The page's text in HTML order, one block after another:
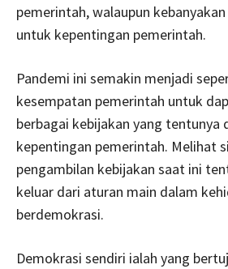
pemerintah, walaupun
untuk kepentingan pemerintah.
Pandemi ini semakin menjadi
kesempatan pemerintah untuk
berbagai kebijakan yang tentunya
kepentingan pemerintah. Melihat
pengambilan kebijakan saat ini
keluar dari aturan main dalam
berdemokrasi.
Demokrasi sendiri ialah yang